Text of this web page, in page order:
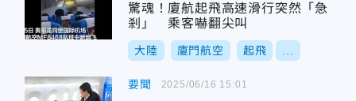
驚魂！廈航起飛高速滑行突然「急
剎」 乘客嚇翻尖叫
大陸 廈門航空 起飛
要聞 2025/06/16 15:01